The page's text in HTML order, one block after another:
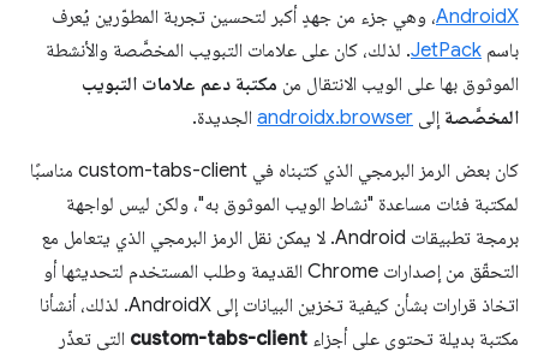
AndroidX، وهي جزء من جهدٍ أكبر لتحسين تجربة المطوّرين يُعرف
باسم JetPack. لذلك، كان على علامات التبويب المخصَّصة والأنشطة
الموثوق بها على الويب الانتقال من مكتبة دعم علامات التبويب
المخصَّصة إلى androidx.browser الجديدة.
كان بعض الرمز البرمجي الذي كتبناه في custom-tabs-client مناسبًا
لمكتبة فئات مساعدة "نشاط الويب الموثوق به"، ولكن ليس لواجهة
برمجة تطبيقات Android. لا يمكن نقل الرمز البرمجي الذي يتعامل مع
التحقّق من إصدارات Chrome القديمة وطلب المستخدم لتحديثها أو
اتخاذ قرارات بشأن كيفية تخزين البيانات إلى AndroidX. لذلك، أنشأنا
مكتبة بديلة تحتوي على أجزاء custom-tabs-client التي تعذّر